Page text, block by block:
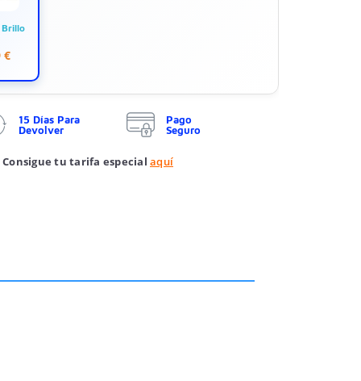
Brillo
€
15 Días Para
Devolver
Pago
Seguro
tu tarifa especial aquí